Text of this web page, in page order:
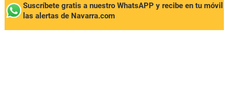
Suscríbete gratis a nuestro WhatsAPP y recibe en tu móvil
las alertas de Navarra.com